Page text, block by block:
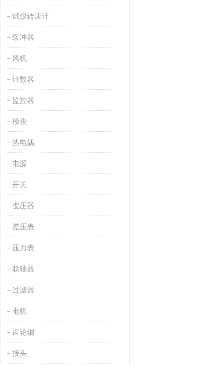
试仪转速计
缓冲器
风机
计数器
监控器
模块
热电偶
电源
开关
变压器
差压表
压力表
联轴器
过滤器
电机
齿轮轴
接头